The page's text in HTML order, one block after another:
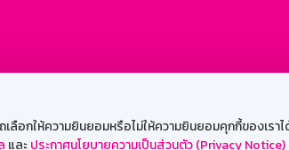
กให้ความยินยอมหรือไม่ให้ความยินยอมคุกกี้ของเรา
และประกาศนโยบายความเป็นส่วนตัว (Privacy Notice)